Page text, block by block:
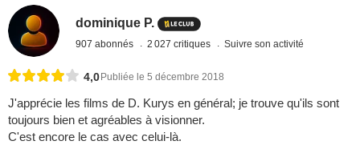
dominique P.
907 abonnés 2 027 critiques Suivre son activité
4,0Publiée le 5 décembre 2018
J'apprécie les films de D. Kurys en général; je trouve qu'ils sont
toujours bien et agréables à visionner.
C'est encore le cas avec celui-là.